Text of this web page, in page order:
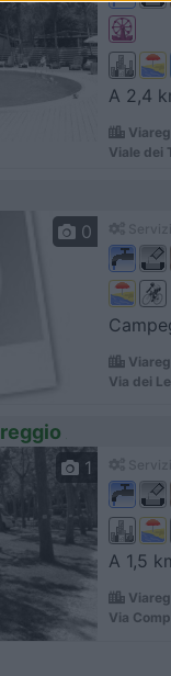
A 2,4
Viale dei
0
Via dei
1
A 1,5
Via